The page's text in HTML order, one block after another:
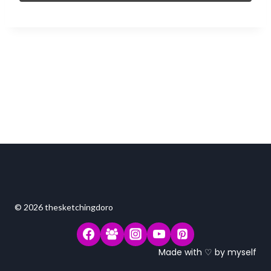
© 2026 thesketchingdoro
Made with ♡ by myself